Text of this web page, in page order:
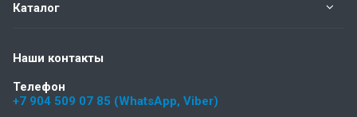
Каталог
Наши контакты
Телефон
+7 904 509 07 85 (WhatsApp, Viber)